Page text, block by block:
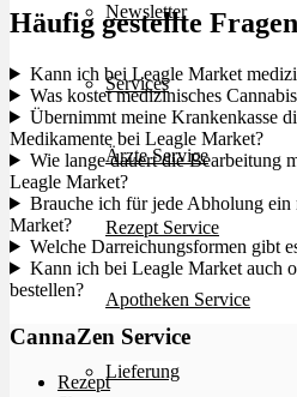
Newsletter
Services
Ärzte Service
Rezept Service
Apotheken Service
Lieferung
Häufig gestellte
Kann ich bei Leagle Market
Was kostet medizinisches
Übernimmt meine Krankenkasse
Medikamente bei Leagle Market?
Wie lange dauert die Bearbeitung
Leagle Market?
Brauche ich für jede Abholung ein
Market?
Welche Darreichungsformen gibt
Kann ich bei Leagle Market auch
bestellen?
CannaZen Service
Rezept